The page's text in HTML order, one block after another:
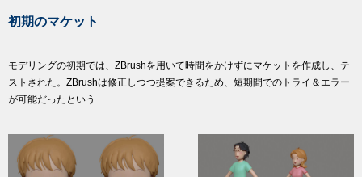
初期のマケット
モデリングの初期では、ZBrushを用いて時間をかけずにマケットを作成し、テ
ストされた。ZBrushは修正しつつ提案できるため、短期間でのトライ＆エラー
が可能だったという